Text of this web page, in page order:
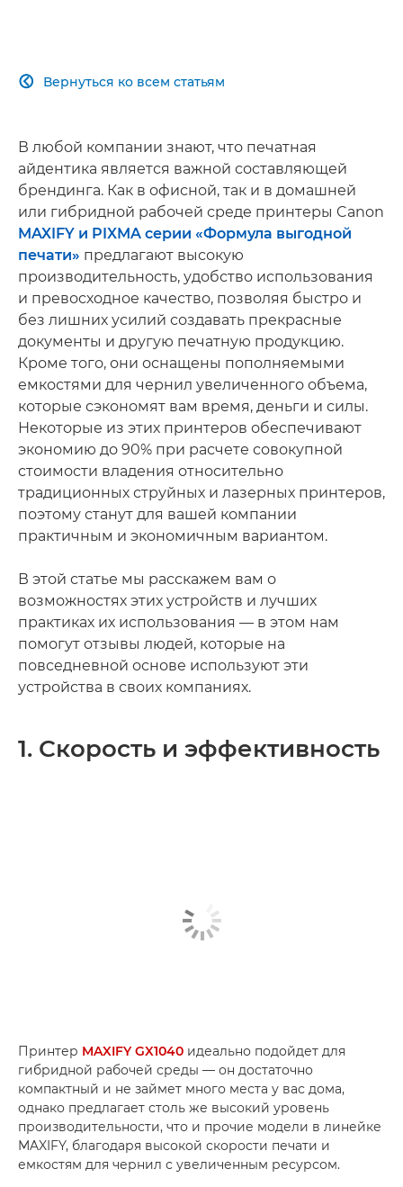
Вернуться ко всем статьям

В любой компании знают, что печатная
айдентика является важной составляющей
брендинга. Как в офисной, так и в домашней
или гибридной рабочей среде принтеры Canon
MAXIFY и PIXMA серии «Формула выгодной
печати» предлагают высокую
производительность, удобство использования
и превосходное качество, позволяя быстро и
без лишних усилий создавать прекрасные
документы и другую печатную продукцию.
Кроме того, они оснащены пополняемыми
емкостями для чернил увеличенного объема,
которые сэкономят вам время, деньги и силы.
Некоторые из этих принтеров обеспечивают
экономию до 90% при расчете совокупной
стоимости владения относительно
традиционных струйных и лазерных принтеров,
поэтому станут для вашей компании
практичным и экономичным вариантом.
В этой статье мы расскажем вам о
возможностях этих устройств и лучших
практиках их использования — в этом нам
помогут отзывы людей, которые на
повседневной основе используют эти
устройства в своих компаниях.
1. Скорость и эффективность
Принтер MAXIFY GX1040 идеально подойдет для
гибридной рабочей среды — он достаточно
компактный и не займет много места у вас дома,
однако предлагает столь же высокий уровень
производительности, что и прочие модели в линейке
MAXIFY, благодаря высокой скорости печати и
емкостям для чернил с увеличенным ресурсом.